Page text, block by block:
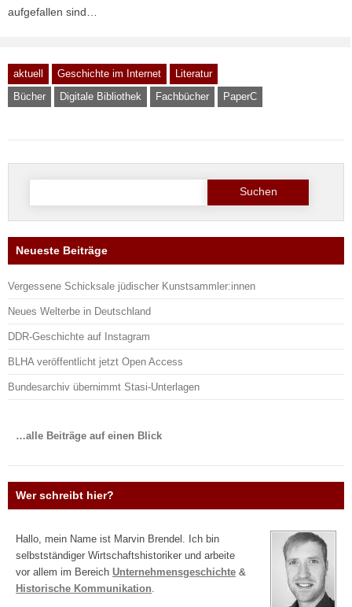
aufgefallen sind…
aktuell Geschichte im Internet
Literatur
Bücher
Digitale Bibliothek Fachbücher PaperC
Suche
Neueste Beiträge
Vergessene Schicksale jüdischer Kunstsammler:innen
Neues Welterbe in Deutschland
DDR-Geschichte auf Instagram
BLHA veröffentlicht jetzt Open Access
Bundesarchiv übernimmt Stasi-Unterlagen
…alle Beiträge auf einen Blick
Wer schreibt hier?
Hallo, mein Name ist Marvin Brendel. Ich bin
selbstständiger Wirtschaftshistoriker und arbeite
vor allem im Bereich Unternehmensgeschichte &
Historische Kommunikation